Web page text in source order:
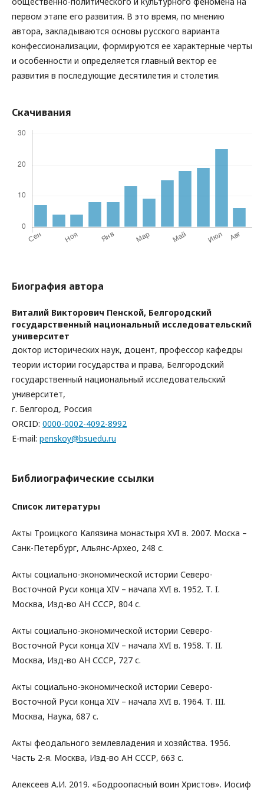
первом этапе его развития. В это время, по мнению
автора, закладываются основы русского варианта
конфессионализации, формируются ее характерные черты
и особенности и определяется главный вектор ее
развития в последующие десятилетия и столетия.
Скачивания
Биография автора
Виталий Викторович Пенской, Белгородский
государственный национальный исследовательский
университет
доктор исторических наук, доцент, профессор кафедры
теории истории государства и права, Белгородский
государственный национальный исследовательский
университет,
г. Белгород, Россия
ORCID: 0000-0002-4092-8992
E-mail: penskoy@bsuedu.ru
Библиографические ссылки
Список литературы
Акты Троицкого Калязина монастыря XVI в. 2007. Моска –
Санк-Петербург, Альянс-Архео, 248 с.
Акты социально-экономической истории Северо-
Восточной Руси конца XIV – начала XVI в. 1952. Т. I.
Москва, Изд-во АН СССР, 804 с.
Акты социально-экономической истории Северо-
Восточной Руси конца XIV – начала XVI в. 1958. Т. II.
Москва, Изд-во АН СССР, 727 с.
Акты социально-экономической истории Северо-
Восточной Руси конца XIV – начала XVI в. 1964. Т. III.
Москва, Наука, 687 с.
Акты феодального землевладения и хозяйства. 1956.
Часть 2-я. Москва, Изд-во АН СССР, 663 с.
Алексеев А.И. 2019. «Бодроопасный воин Христов». Иосиф